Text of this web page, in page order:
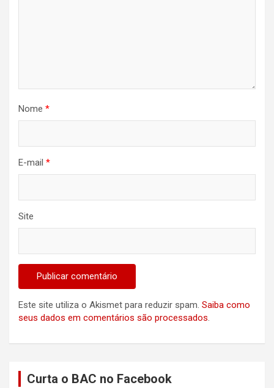
Nome *
E-mail *
Site
Este site utiliza o Akismet para reduzir spam. Saiba como
seus dados em comentários são processados.
Curta o BAC no Facebook